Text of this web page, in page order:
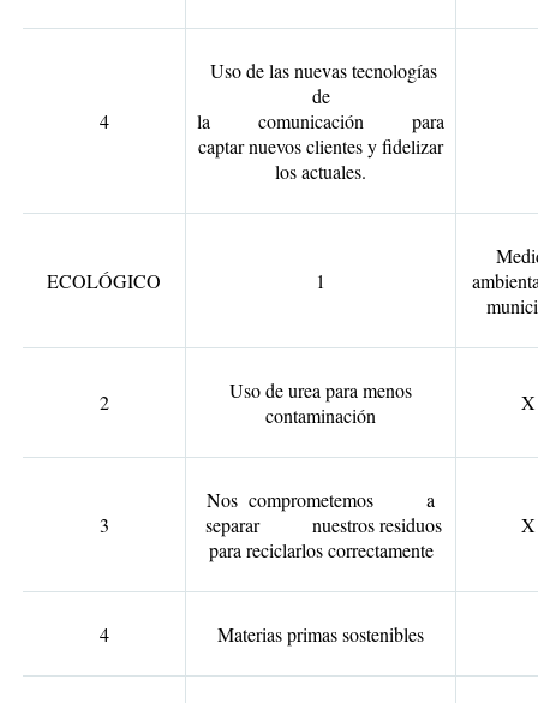
4
Uso de las nuevas tecnologías
de
la comunicación para
captar nuevos clientes y fidelizar
los actuales.
ECOLÓGICO 1
2
Uso de urea para menos
contaminación
X
3
Nos comprometemos a
separar nuestros residuos
para reciclarlos correctamente
X
4 Materias primas sostenibles